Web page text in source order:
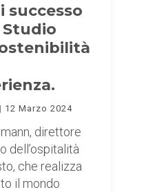
successo
12 Marzo 2024
direttore
dell’ospitalità
che realizza
il mondo